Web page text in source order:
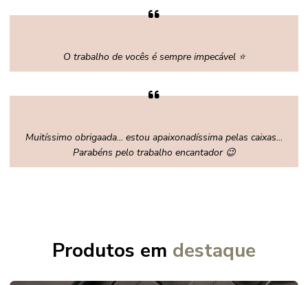
O trabalho de vocês é sempre impecável ⭐
Muitíssimo obrigaada... estou apaixonadíssima pelas caixas...
Parabéns pelo trabalho encantador 😉
Produtos em destaque